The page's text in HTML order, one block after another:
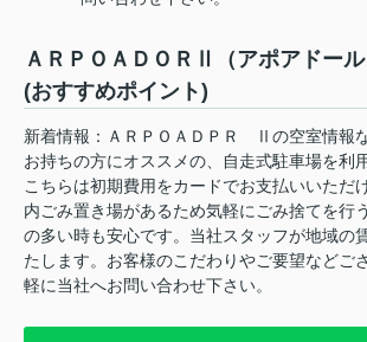
ＡＲＰＯＡＤＯＲⅡ（アポアドー
(おすすめポイント)
新着情報：ＡＲＰＯＡＤＰＲ Ⅱの空室情報
お持ちの方にオススメの、自走式駐車場を利
こちらは初期費用をカードでお支払いいただ
内ごみ置き場があるため気軽にごみ捨てを行
の多い時も安心です。当社スタッフが地域の
たします。お客様のこだわりやご要望などご
軽に当社へお問い合わせ下さい。